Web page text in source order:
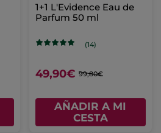
1+1 L'Evidence Eau de
Parfum 50 ml
(14)
49,90€ 99,80€
AÑADIR A MI
CESTA